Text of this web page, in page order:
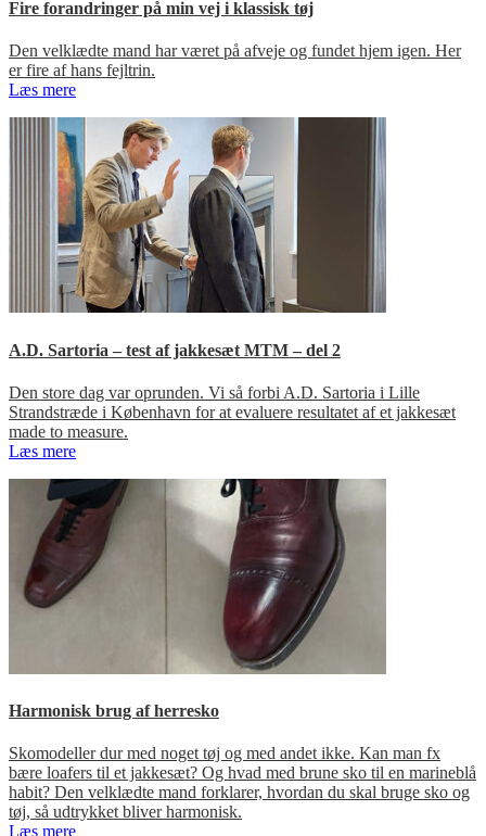
Fire forandringer på min vej i klassisk tøj
Den velklædte mand har været på afveje og fundet hjem igen. Her
er fire af hans fejltrin.
Læs mere
A.D. Sartoria – test af jakkesæt MTM – del 2
Den store dag var oprunden. Vi så forbi A.D. Sartoria i Lille
Strandstræde i København for at evaluere resultatet af et jakkesæt
made to measure.
Læs mere
Harmonisk brug af herresko
Skomodeller dur med noget tøj og med andet ikke. Kan man fx
bære loafers til et jakkesæt? Og hvad med brune sko til en marineblå
habit? Den velklædte mand forklarer, hvordan du skal bruge sko og
tøj, så udtrykket bliver harmonisk.
Læs mere